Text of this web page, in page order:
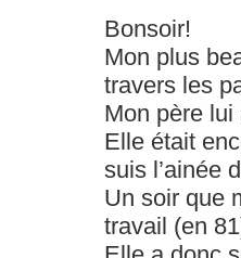
Bonsoir!
Mon plus
travers les
Mon père
Elle était
suis l’ainée
Un soir que
travail (en